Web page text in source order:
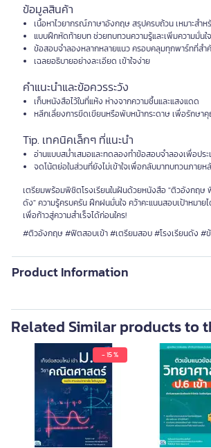
ข้อมูลสินค้า
เนื้อหาไวยากรณ์ภาษาอังกฤษ สรุปครบถ้วน เหมาะสำห
แบบฝึกหัดท้ายบท ช่วยทบทวนความรู้และเพิ่มความมั่นใจ
ข้อสอบจำลองหลากหลายแนว ครอบคลุมทุกพาร์ทที่ส
เฉลยอธิบายอย่างละเอียด เข้าใจง่าย
คำแนะนำและข้อควรระวัง
เก็บหนังสือไว้ในที่แห้ง ห่างจากความชื้นและแสงแดด
หลีกเลี่ยงการขีดเขียนหรือพับหน้ากระดาษ เพื่อรักษ
Tip. เทคนิคเล็กๆ ที่แนะนำ
อ่านแบบสม่ำเสมอและทดลองทำข้อสอบจำลองเพื่อประ
จดโน้ตย่อในส่วนที่ยังไม่เข้าใจเพื่อกลับมาทบทวนภายห
เตรียมพร้อมพิชิตโรงเรียนในฝันด้วยหนังสือ "ติวอังกฤษ ฟิ
ดัง" ความรู้ครบครัน ฝึกฝนมั่นใจ คว้าคะแนนสอบเป้าหมาย
เพื่อก้าวสู่ความสำเร็จได้ก่อนใคร!
#ติวอังกฤษ #ฟิตสอบเข้า #เตรียมสอบ #โรงเรียนดัง #
Product Information
Related Similar products to
- 15 %